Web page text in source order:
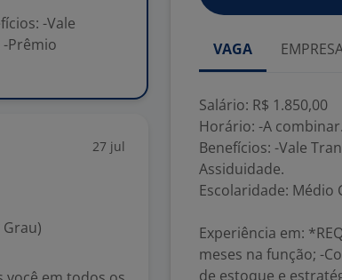
-Vale
Prêmio
27 jul
Grau)
VAGA
Salário: R$ 1.850,00
Horário: -A combinar.
Benefícios: -Vale
Assiduidade.
Escolaridade: Médio
Experiência em:
meses na função; -
de estoque e